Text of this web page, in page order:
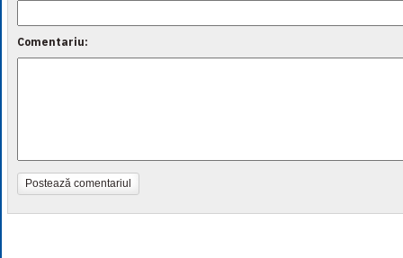
Comentariu:
Postează comentariul